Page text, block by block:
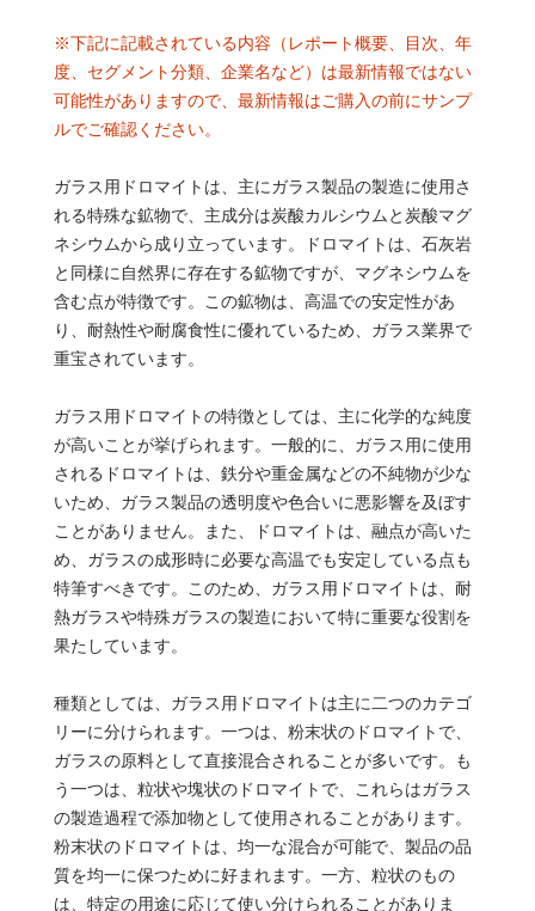
※下記に記載されている内容（レポート概要、目次、年
度、セグメント分類、企業名など）は最新情報ではない
可能性がありますので、最新情報はご購入の前にサンプ
ルでご確認ください。
ガラス用ドロマイトは、主にガラス製品の製造に使用さ
れる特殊な鉱物で、主成分は炭酸カルシウムと炭酸マグ
ネシウムから成り立っています。ドロマイトは、石灰岩
と同様に自然界に存在する鉱物ですが、マグネシウムを
含む点が特徴です。この鉱物は、高温での安定性があ
り、耐熱性や耐腐食性に優れているため、ガラス業界で
重宝されています。
ガラス用ドロマイトの特徴としては、主に化学的な純度
が高いことが挙げられます。一般的に、ガラス用に使用
されるドロマイトは、鉄分や重金属などの不純物が少な
いため、ガラス製品の透明度や色合いに悪影響を及ぼす
ことがありません。また、ドロマイトは、融点が高いた
め、ガラスの成形時に必要な高温でも安定している点も
特筆すべきです。このため、ガラス用ドロマイトは、耐
熱ガラスや特殊ガラスの製造において特に重要な役割を
果たしています。
種類としては、ガラス用ドロマイトは主に二つのカテゴ
リーに分けられます。一つは、粉末状のドロマイトで、
ガラスの原料として直接混合されることが多いです。も
う一つは、粒状や塊状のドロマイトで、これらはガラス
の製造過程で添加物として使用されることがあります。
粉末状のドロマイトは、均一な混合が可能で、製品の品
質を均一に保つために好まれます。一方、粒状のもの
は、特定の用途に応じて使い分けられることがありま